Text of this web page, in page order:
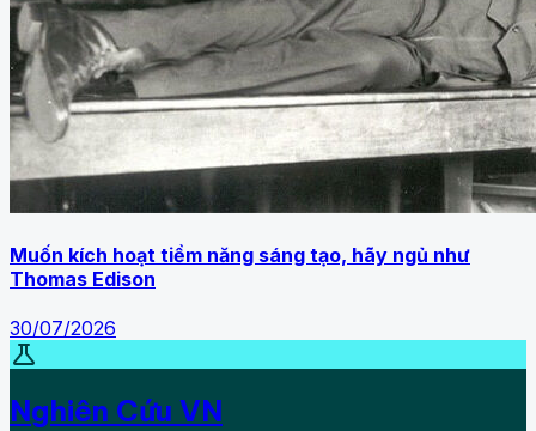
Muốn kích hoạt tiềm năng sáng tạo, hãy ngủ như
Thomas Edison
30/07/2026
science
Nghiên Cứu VN